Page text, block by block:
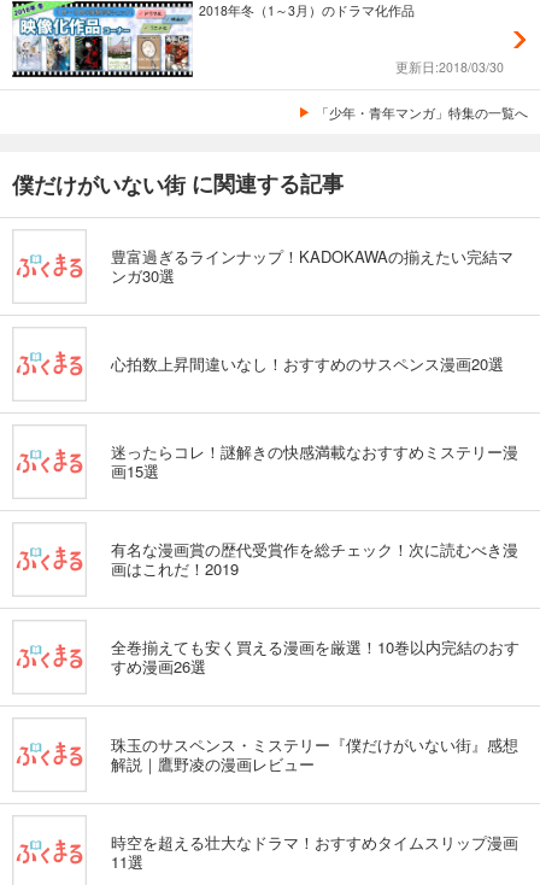
2018年冬（1～3月）のドラマ化作品
更新日:2018/03/30
「少年・青年マンガ」特集の一覧へ
僕だけがいない街 に関連する記事
豊富過ぎるラインナップ！KADOKAWAの揃えたい完結マ
ンガ30選
心拍数上昇間違いなし！おすすめのサスペンス漫画20選
迷ったらコレ！謎解きの快感満載なおすすめミステリー漫
画15選
有名な漫画賞の歴代受賞作を総チェック！次に読むべき漫
画はこれだ！2019
全巻揃えても安く買える漫画を厳選！10巻以内完結のおす
すめ漫画26選
珠玉のサスペンス・ミステリー『僕だけがいない街』感想
解説｜鷹野凌の漫画レビュー
時空を超える壮大なドラマ！おすすめタイムスリップ漫画
11選